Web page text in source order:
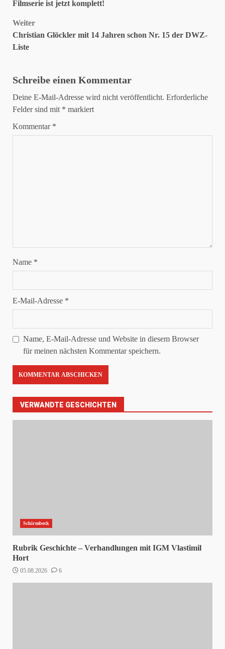
Filmserie ist jetzt komplett!
Weiter
Christian Glöckler mit 14 Jahren schon Nr. 15 der DWZ-
Liste
Schreibe einen Kommentar
Deine E-Mail-Adresse wird nicht veröffentlicht. Erforderliche
Felder sind mit * markiert
Kommentar *
Name *
E-Mail-Adresse *
Name, E-Mail-Adresse und Website in diesem Browser
für meinen nächsten Kommentar speichern.
VERWANDTE GESCHICHTEN
Schirmbeck
Rubrik Geschichte – Verhandlungen mit IGM Vlastimil
Hort
05.08.2026 6